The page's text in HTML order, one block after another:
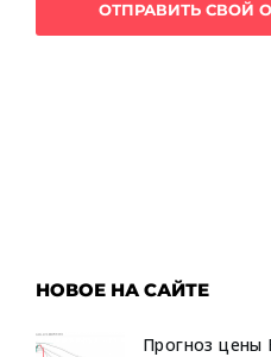
НОВОЕ НА САЙТЕ
Прогноз цены